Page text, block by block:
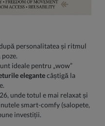
personalitatea și ritmul
ideale pentru „wow”
elegantecâștigă la
unde totul e mai relaxat și
smart-comfy (salopete,
investiții.